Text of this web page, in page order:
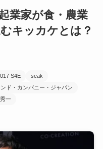
業家が食・農業
キッカケとは？
S4E
seak
ド・カンパニー・ジャパン
一